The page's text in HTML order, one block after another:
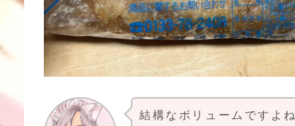
結構なボリュームですよね